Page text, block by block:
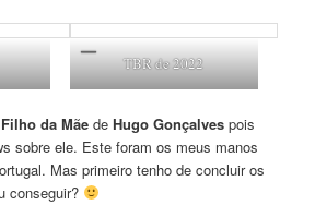
TBR de 2022
Filho da Mãe deHugo Gonçalves pois
sobre ele. Este foram os meus manos
Mas primeiro tenho de concluir os
conseguir?